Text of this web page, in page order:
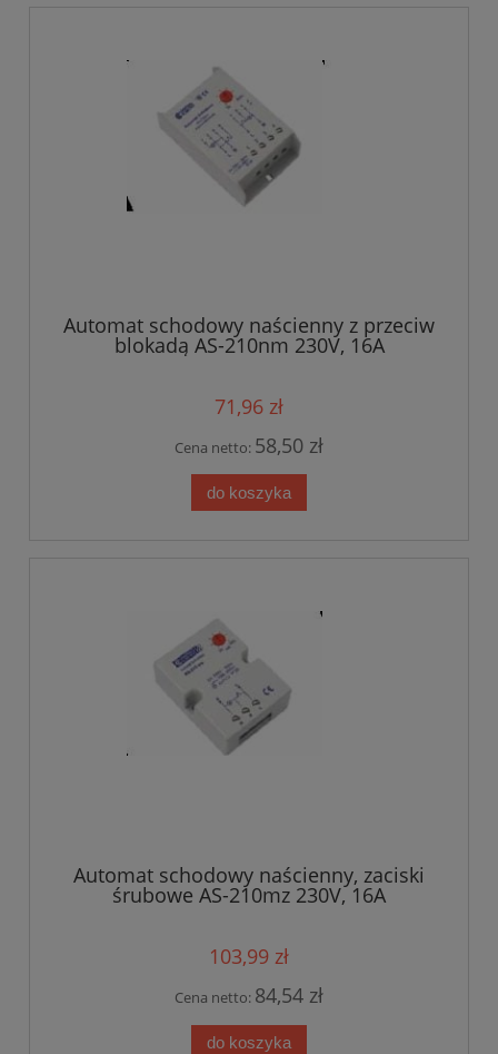
Automat schodowy naścienny z przeciw
blokadą AS-210nm 230V, 16A
71,96 zł
Cena netto: 58,50 zł
do koszyka
Automat schodowy naścienny, zaciski
śrubowe AS-210mz 230V, 16A
103,99 zł
Cena netto: 84,54 zł
do koszyka